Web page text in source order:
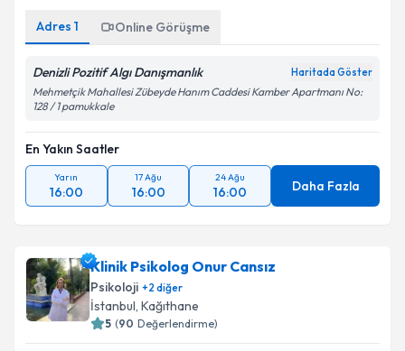
Adres 1 Online Görüşme
Denizli Pozitif Algı Danışmanlık Haritada Göster
Mehmetçik Mahallesi Zübeyde Hanım Caddesi Kamber Apartmanı No:
128 / 1 pamukkale
En Yakın Saatler
Yarın
16:00
17 Ağu
16:00
24 Ağu
16:00 Daha Fazla
Klinik Psikolog Onur Cansız
Psikoloji +2 diğer
İstanbul, Kağıthane
5 (90 Değerlendirme)